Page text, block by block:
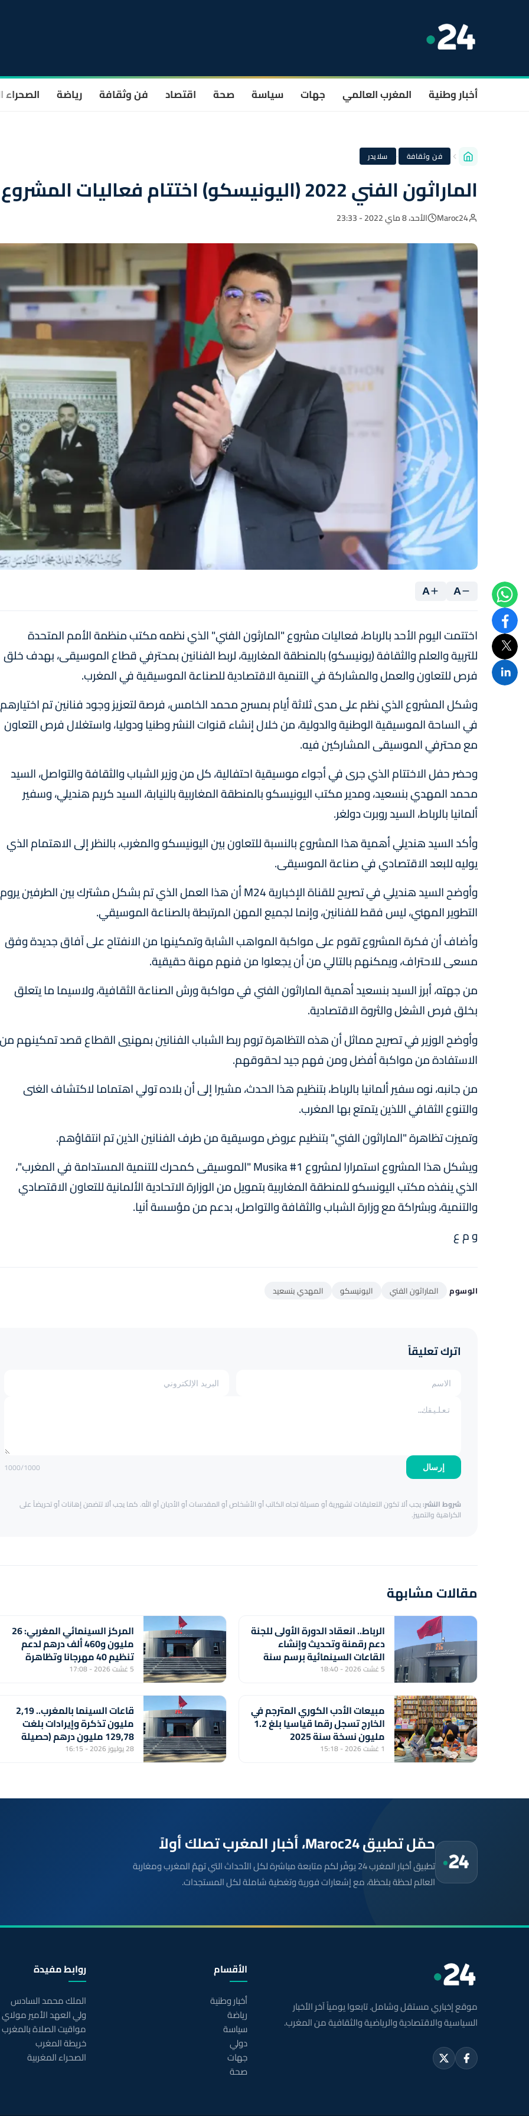
أخبار وطنية المغرب العالمي جهات سياسة صحة اقتصاد فن وثقافة رياضة الصحراء
فن وثقافة · سلايدر
الماراثون الفني 2022 (اليونيسكو) اختتام فعاليات المشروع
Maroc24 الأحد، 8 ماي 2022 - 23:33
A
A
اختتمت اليوم الأحد بالرباط، فعاليات مشروع "المارثون الفني" الذي نظمه مكتب منظمة الأمم المتحدة
للتربية والعلم والثقافة (يونيسكو) بالمنطقة المغاربية، لربط الفنانين بمحترفي قطاع الموسيقى، بهدف خلق
فرص للتعاون والعمل والمشاركة في التنمية الاقتصادية للصناعة الموسيقية في المغرب.
وشكل المشروع الذي نظم على مدى ثلاثة أيام بمسرح محمد الخامس، فرصة لتعزيز وجود فنانين تم اختيارهم
في الساحة الموسيقية الوطنية والدولية، من خلال إنشاء قنوات النشر وطنيا ودوليا، واستغلال فرص التعاون
مع محترفي الموسيقى المشاركين فيه.
وحضر حفل الاختتام الذي جرى في أجواء موسيقية احتفالية، كل من وزير الشباب والثقافة والتواصل، السيد
محمد المهدي بنسعيد، ومدير مكتب اليونيسكو بالمنطقة المغاربية بالنيابة، السيد كريم هنديلي، وسفير
ألمانيا بالرباط، السيد روبرت دولغر.
وأكد السيد هنديلي أهمية هذا المشروع بالنسبة للتعاون بين اليونيسكو والمغرب، بالنظر إلى الاهتمام الذي
يوليه للبعد الاقتصادي في صناعة الموسيقى.
وأوضح السيد هنديلي في تصريح للقناة الإخبارية M24 أن هذا العمل الذي تم بشكل مشترك بين الطرفين يروم
التطوير المهني، ليس فقط للفنانين، وإنما لجميع المهن المرتبطة بالصناعة الموسيقي.
وأضاف أن فكرة المشروع تقوم على مواكبة المواهب الشابة وتمكينها من الانفتاح على آفاق جديدة وفق
مسعى للاحتراف، ويمكنهم بالتالي من أن يجعلوا من فنهم مهنة حقيقية.
من جهته، أبرز السيد بنسعيد أهمية الماراثون الفني في مواكبة ورش الصناعة الثقافية، ولاسيما ما يتعلق
بخلق فرص الشغل والثروة الاقتصادية.
وأوضح الوزير في تصريح مماثل أن هذه التظاهرة تروم ربط الشباب الفنانين بمهنيي القطاع قصد تمكينهم من
الاستفادة من مواكبة أفضل ومن فهم جيد لحقوقهم.
من جانبه، نوه سفير ألمانيا بالرباط، بتنظيم هذا الحدث، مشيرا إلى أن بلاده تولي اهتماما لاكتشاف الغنى
والتنوع الثقافي اللذين يتمتع بها المغرب.
وتميزت تظاهرة "الماراثون الفني" بتنظيم عروض موسيقية من طرف الفنانين الذين تم انتقاؤهم.
ويشكل هذا المشروع استمرارا لمشروع Musika #1 "الموسيقى كمحرك للتنمية المستدامة في المغرب"،
الذي ينفذه مكتب اليونسكو للمنطقة المغاربية بتمويل من الوزارة الاتحادية الألمانية للتعاون الاقتصادي
والتنمية، وبشراكة مع وزارة الشباب والثقافة والتواصل، بدعم من مؤسسة أنيا.
و م ع
الوسوم الماراثون الفني اليونيسكو المهدي بنسعيد
اترك تعليقاً
إرسال 1000/1000
شروط النشر:يجب ألا تكون التعليقات تشهيرية أو مسيئة تجاه الكاتب أو الأشخاص أو المقدسات أو الأديان أو الله. كما يجب ألا تتضمن إهانات أو تحريضاً على
الكراهية والتمييز.
مقالات مشابهة
الرباط.. انعقاد الدورة الأولى للجنة
دعم رقمنة وتحديث وإنشاء
القاعات السينمائية برسم سنة
2026
5 غشت 2026 - 18:40
المركز السينمائي المغربي: 26
مليون و460 ألف درهم لدعم
تنظيم 40 مهرجانا وتظاهرة
سينمائية
5 غشت 2026 - 17:08
مبيعات الأدب الكوري المترجم في
الخارج تسجل رقما قياسيا بلغ 1.2
مليون نسخة سنة 2025
1 غشت 2026 - 15:18
قاعات السينما بالمغرب.. 2,19
مليون تذكرة وإيرادات بلغت
129,78 مليون درهم (حصيلة
2025)
28 يوليوز 2026 - 16:15
حمّل تطبيق Maroc24، أخبار المغرب تصلك أولاً
تطبيق أخبار المغرب 24 يوفّر لكم متابعة مباشرة لكل الأحداث التي تهمّ المغرب ومغاربة
العالم لحظة بلحظة، مع إشعارات فورية وتغطية شاملة لكل المستجدات.
موقع إخباري مستقل وشامل. تابعوا يومياً آخر الأخبار
السياسية والاقتصادية والرياضية والثقافية من المغرب.
الأقسام
أخبار وطنية
رياضة
سياسة
دولي
جهات
صحة
روابط مفيدة
الملك محمد السادس
ولي العهد الأمير
مواقيت الصلاة بالمغرب
خريطة المغرب
الصحراء المغربية